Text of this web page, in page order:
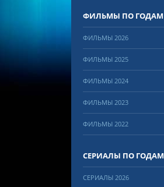
ФИЛЬМЫ ПО ГОДАМ
ФИЛЬМЫ 2026
ФИЛЬМЫ 2025
ФИЛЬМЫ 2024
ФИЛЬМЫ 2023
ФИЛЬМЫ 2022
СЕРИАЛЫ ПО ГОДАМ
СЕРИАЛЫ 2026